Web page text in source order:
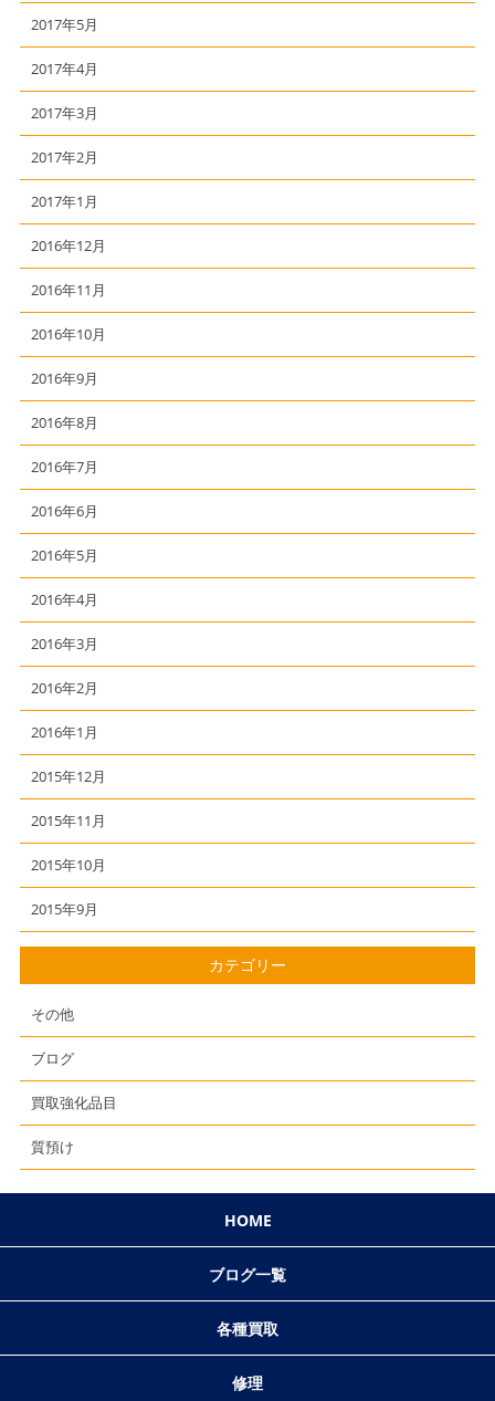
2017年5月
2017年4月
2017年3月
2017年2月
2017年1月
2016年12月
2016年11月
2016年10月
2016年9月
2016年8月
2016年7月
2016年6月
2016年5月
2016年4月
2016年3月
2016年2月
2016年1月
2015年12月
2015年11月
2015年10月
2015年9月
カテゴリー
その他
ブログ
買取強化品目
質預け
HOME
ブログ一覧
各種買取
修理